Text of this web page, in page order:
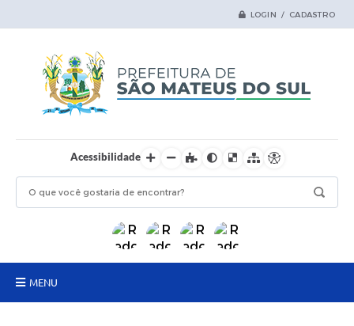
LOGIN / CADASTRO
Acessibilidade
MENU